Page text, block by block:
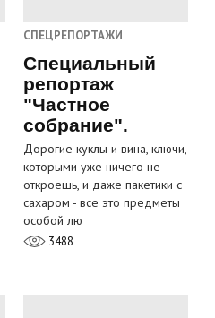
СПЕЦРЕПОРТАЖИ
Специальный
репортаж
"Частное
собрание".
Дорогие куклы и вина, ключи,
которыми уже ничего не
откроешь, и даже пакетики с
сахаром - все это предметы
особой лю
3488